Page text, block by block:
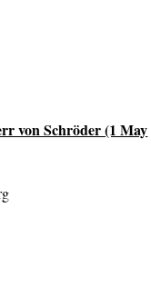
von Schröder (1 May